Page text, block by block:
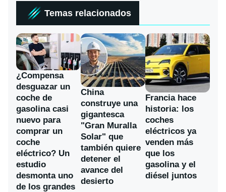
Temas relacionados
¿Compensa
desguazar un
coche de
gasolina casi
nuevo para
comprar un
coche
eléctrico? Un
estudio
desmonta uno
de los grandes
China
construye una
gigantesca
"Gran Muralla
Solar" que
también quiere
detener el
avance del
desierto
Francia hace
historia: los
coches
eléctricos ya
venden más
que los
gasolina y el
diésel juntos